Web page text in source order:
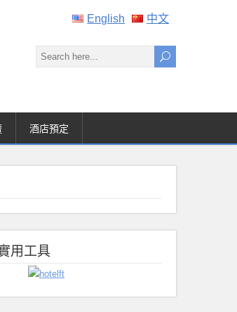
English 中文
酒店預定
用工具